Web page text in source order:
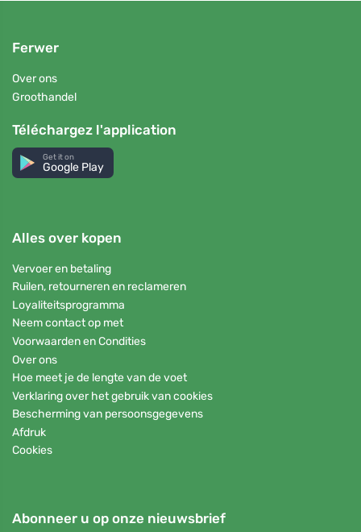
Ferwer
Over ons
Groothandel
Téléchargez l'application
Get it on
Google Play
Alles over kopen
Vervoer en betaling
Ruilen, retourneren en reclameren
Loyaliteitsprogramma
Neem contact op met
Voorwaarden en Condities
Over ons
Hoe meet je de lengte van de voet
Verklaring over het gebruik van cookies
Bescherming van persoonsgegevens
Afdruk
Cookies
Abonneer u op onze nieuwsbrief